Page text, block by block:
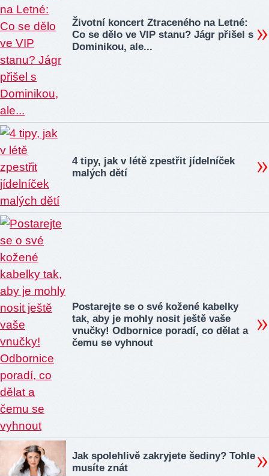
Životní koncert Ztraceného na Letné:
Co se dělo ve VIP stanu? Jágr přišel s
Dominikou, ale...
4 tipy, jak v létě zpestřit jídelníček
malých dětí
Postarejte se o své kožené kabelky
tak, aby je mohly nosit ještě vaše
vnučky! Odbornice poradí, co dělat a
čemu se vyhnout
Jak spolehlivě zakryjete šediny? Tohle
musíte znát